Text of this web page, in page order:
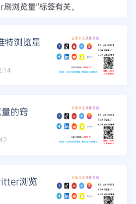
浏览量"标签有关。
特浏览量
的窍
浏览